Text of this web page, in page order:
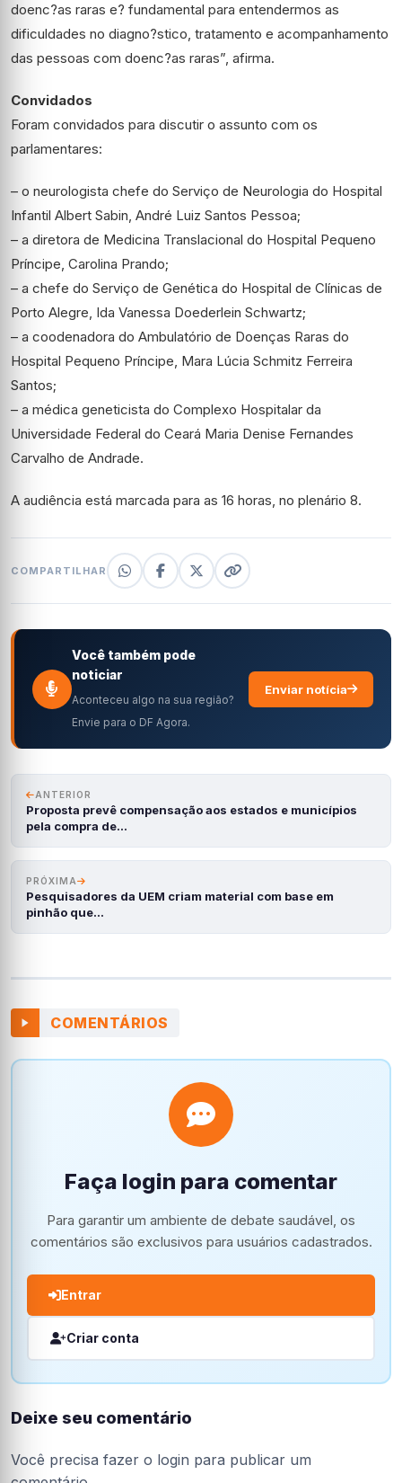
doenc?as raras e? fundamental para entendermos as
dificuldades no diagno?stico, tratamento e acompanhamento
das pessoas com doenc?as raras”, afirma.
Convidados
Foram convidados para discutir o assunto com os
parlamentares:
– o neurologista chefe do Serviço de Neurologia do Hospital
Infantil Albert Sabin, André Luiz Santos Pessoa;
– a diretora de Medicina Translacional do Hospital Pequeno
Príncipe, Carolina Prando;
– a chefe do Serviço de Genética do Hospital de Clínicas de
Porto Alegre, Ida Vanessa Doederlein Schwartz;
– a coodenadora do Ambulatório de Doenças Raras do
Hospital Pequeno Príncipe, Mara Lúcia Schmitz Ferreira
Santos;
– a médica geneticista do Complexo Hospitalar da
Universidade Federal do Ceará Maria Denise Fernandes
Carvalho de Andrade.
A audiência está marcada para as 16 horas, no plenário 8.
COMPARTILHAR
Você também pode
noticiar
Aconteceu algo na sua região?
Envie para o DF Agora.
Enviar notícia
ANTERIOR
Proposta prevê compensação aos estados e municípios
pela compra de…
PRÓXIMA
Pesquisadores da UEM criam material com base em
pinhão que…
COMENTÁRIOS
Faça login para comentar
Para garantir um ambiente de debate saudável, os
comentários são exclusivos para usuários cadastrados.
Entrar
Criar conta
Deixe seu comentário
Você precisa fazer o login para publicar um